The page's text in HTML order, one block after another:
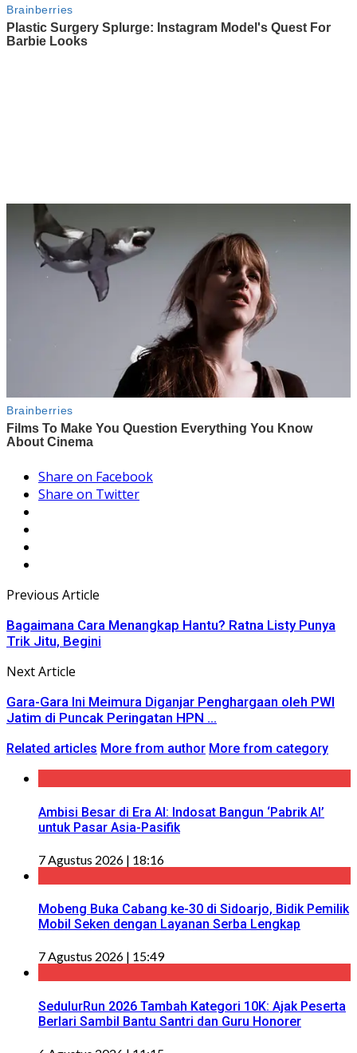
Share on Facebook
Share on Twitter
Previous Article
Bagaimana Cara Menangkap Hantu? Ratna Listy Punya
Trik Jitu, Begini
Next Article
Gara-Gara Ini Meimura Diganjar Penghargaan oleh PWI
Jatim di Puncak Peringatan HPN ...
Related articles More from author More from category
Ambisi Besar di Era AI: Indosat Bangun ‘Pabrik AI’
untuk Pasar Asia-Pasifik
7 Agustus 2026 | 18:16
Mobeng Buka Cabang ke-30 di Sidoarjo, Bidik Pemilik
Mobil Seken dengan Layanan Serba Lengkap
7 Agustus 2026 | 15:49
SedulurRun 2026 Tambah Kategori 10K: Ajak Peserta
Berlari Sambil Bantu Santri dan Guru Honorer